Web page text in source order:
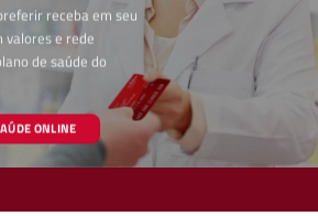
receba em seu
e rede
de saúde do
ONLINE